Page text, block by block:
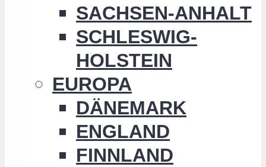
SACHSEN-ANHALT
SCHLESWIG-
HOLSTEIN
EUROPA
DÄNEMARK
ENGLAND
FINNLAND